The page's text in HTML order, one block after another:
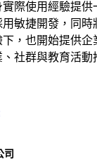
實際使用經驗提供
敏捷開發，同時
，也開始提供企
社群與教育活動
司